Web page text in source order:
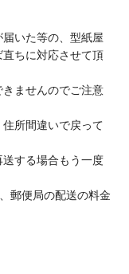
いた等の、型紙屋
ちに対応させて頂
ませんのでご注意
所間違いで戻って
する場合もう一度
郵便局の配送の料金